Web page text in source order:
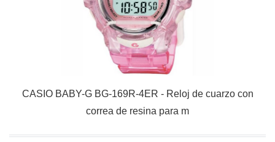
CASIO BABY-G BG-169R-4ER - Reloj de cuarzo con
correa de resina para m